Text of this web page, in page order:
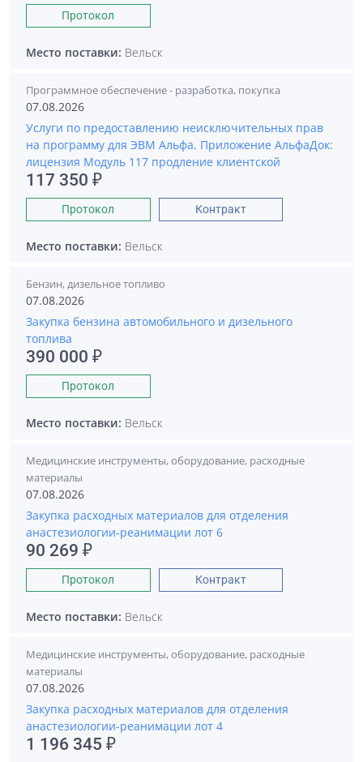
Протокол
Место поставки: Вельск
Программное обеспечение - разработка, покупка
07.08.2026
Услуги по предоставлению неисключительных прав
на программу для ЭВМ Альфа. Приложение АльфаДок:
лицензия Модуль 117 продление клиентской
117 350 ₽
Протокол Контракт
Место поставки: Вельск
Бензин, дизельное топливо
07.08.2026
Закупка бензина автомобильного и дизельного
топлива
390 000 ₽
Протокол
Место поставки: Вельск
Медицинские инструменты, оборудование, расходные
материалы
07.08.2026
Закупка расходных материалов для отделения
анастезиологии-реанимации лот 6
90 269 ₽
Протокол Контракт
Место поставки: Вельск
Медицинские инструменты, оборудование, расходные
материалы
07.08.2026
Закупка расходных материалов для отделения
анастезиологии-реанимации лот 4
1 196 345 ₽